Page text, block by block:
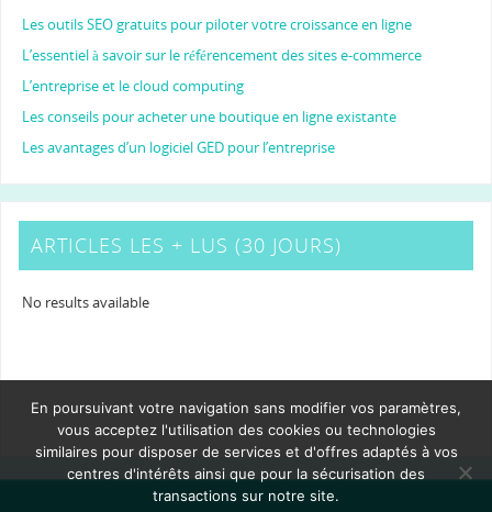
Les outils SEO gratuits pour piloter votre croissance en ligne
L’essentiel à savoir sur le référencement des sites e-commerce
L’entreprise et le cloud computing
Les conseils pour acheter une boutique en ligne existante
Les avantages d’un logiciel GED pour l’entreprise
ARTICLES LES + LUS (30 JOURS)
No results available
En poursuivant votre navigation sans modifier vos paramètres,
vous acceptez l'utilisation des cookies ou technologies
similaires pour disposer de services et d'offres adaptés à vos
centres d'intérêts ainsi que pour la sécurisation des
transactions sur notre site.